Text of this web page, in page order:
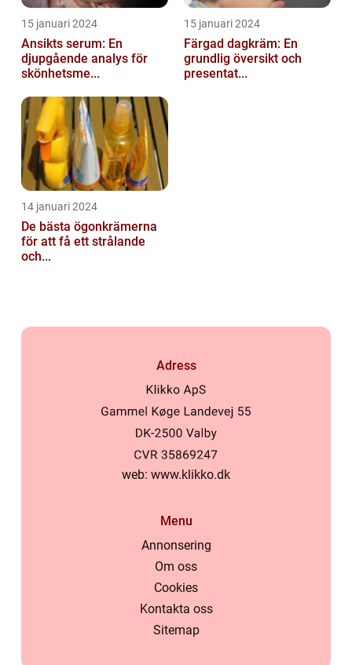
15 januari 2024
Ansikts serum: En
djupgående analys för
skönhetsme...
15 januari 2024
Färgad dagkräm: En
grundlig översikt och
presentat...
14 januari 2024
De bästa ögonkrämerna
för att få ett strålande
och...
Adress
web: www.klikko.dk
Menu
Annonsering
Om oss
Cookies
Kontakta oss
Sitemap